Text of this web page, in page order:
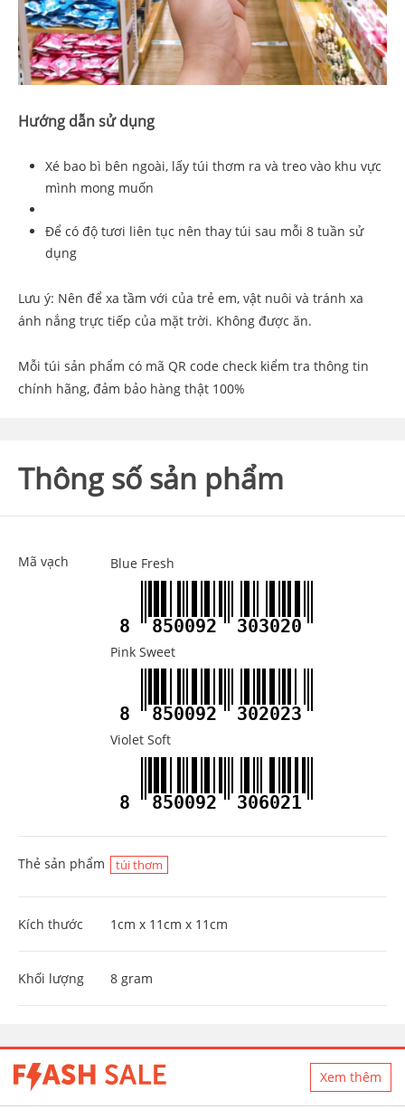
Hướng dẫn sử dụng
Xé bao bì bên ngoài, lấy túi thơm ra và treo vào khu vực
mình mong muốn
Để có độ tươi liên tục nên thay túi sau mỗi 8 tuần sử
dụng
Lưu ý: Nên để xa tầm với của trẻ em, vật nuôi và tránh xa
ánh nắng trực tiếp của mặt trời. Không được ăn.
Mỗi túi sản phẩm có mã QR code check kiểm tra thông tin
chính hãng, đảm bảo hàng thật 100%
Thông số sản phẩm
Mã vạch Blue Fresh
8 850092 303020
Pink Sweet
8 850092 302023
Violet Soft
8 850092 306021
Thẻ sản phẩm túi thơm
Kích thước 1cm x 11cm x 11cm
Khối lượng 8 gram
Xem thêm